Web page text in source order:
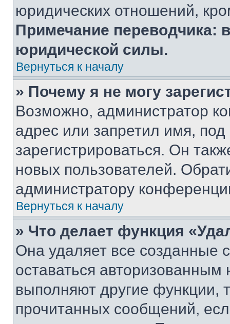
юридических отношений,
Примечание переводчика:
юридической силы.
Вернуться к началу
» Почему я не могу
Возможно, администратор
адрес или запретил имя,
зарегистрироваться. Он
новых пользователей.
администратору
Вернуться к началу
» Что делает функция
Она удаляет все созданные
оставаться
выполняют другие функции,
прочитанных сообщений,